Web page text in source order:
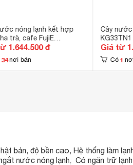
nóng lạnh kết hợp
trà, cafe FujiE
1.644.500 đ
34 nơi bán
Cây nước
KG33TN1
Giá từ
Có 1
bản, độ bền cao, Hệ thống làm
nước nóng lạnh, Có ngăn trữ lạnh